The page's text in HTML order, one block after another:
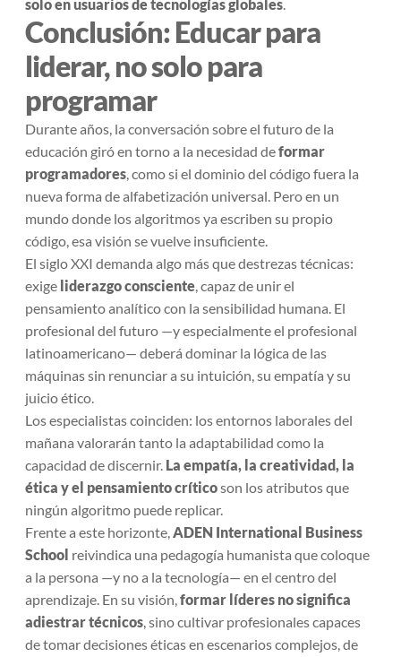
solo en usuarios de tecnologías globales.
Conclusión: Educar para
liderar, no solo para
programar
Durante años, la conversación sobre el futuro de la
educación giró en torno a la necesidad deformar
programadores, como si el dominio del código fuera la
nueva forma de alfabetización universal. Pero en un
mundo donde los algoritmos ya escriben su propio
código, esa visión se vuelve insuficiente.
El siglo XXI demanda algo más que destrezas técnicas:
exige liderazgo consciente, capaz de unir el
pensamiento analítico con la sensibilidad humana. El
profesional del futuro —y especialmente el profesional
latinoamericano— deberá dominar la lógica de las
máquinas sin renunciar a su intuición, su empatía y su
juicio ético.
Los especialistas coinciden: los entornos laborales del
mañana valorarán tanto la adaptabilidad como la
capacidad de discernir. La empatía, la creatividad, la
ética y el pensamiento críticoson los atributos que
ningún algoritmo puede replicar.
Frente a este horizonte,ADEN International Business
School reivindica una pedagogía humanista que coloque
a la persona —y no a la tecnología— en el centro del
aprendizaje. En su visión,formar líderes no significa
adiestrar técnicos, sino cultivar profesionales capaces
de tomar decisiones éticas en escenarios complejos, de